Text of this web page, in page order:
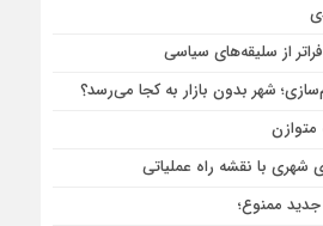
از سلیقه‌های سیاسی
شهر بدون بازار به کجا می‌رسد؟
شهری با نقشه راه عملیاتی
ممنوع؛